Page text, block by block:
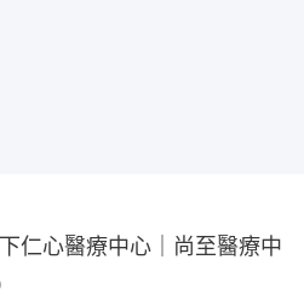
仁心醫療中心｜尚至醫療中